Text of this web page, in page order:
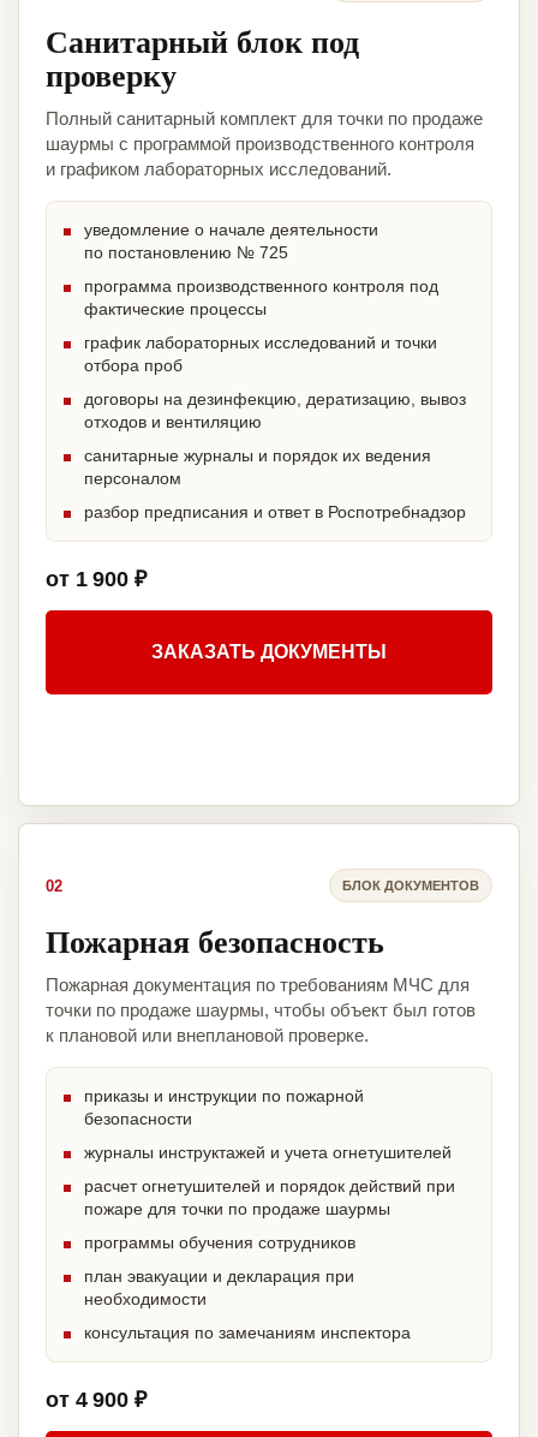
Санитарный блок под
проверку
Полный санитарный комплект для точки по продаже
шаурмы с программой производственного контроля
и графиком лабораторных исследований.
уведомление о начале деятельности
по постановлению № 725
программа производственного контроля под
фактические процессы
график лабораторных исследований и точки
отбора проб
договоры на дезинфекцию, дератизацию, вывоз
отходов и вентиляцию
санитарные журналы и порядок их ведения
персоналом
разбор предписания и ответ в Роспотребнадзор
от 1 900 ₽
ЗАКАЗАТЬ ДОКУМЕНТЫ
02 БЛОК ДОКУМЕНТОВ
Пожарная безопасность
Пожарная документация по требованиям МЧС для
точки по продаже шаурмы, чтобы объект был готов
к плановой или внеплановой проверке.
приказы и инструкции по пожарной
безопасности
журналы инструктажей и учета огнетушителей
расчет огнетушителей и порядок действий при
пожаре для точки по продаже шаурмы
программы обучения сотрудников
план эвакуации и декларация при
необходимости
консультация по замечаниям инспектора
от 4 900 ₽